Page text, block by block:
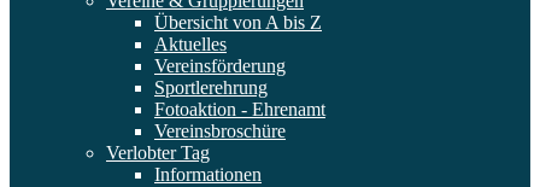
Übersicht von A bis Z
Aktuelles
Vereinsförderung
Sportlerehrung
Fotoaktion - Ehrenamt
Vereinsbroschüre
Verlobter Tag
Informationen